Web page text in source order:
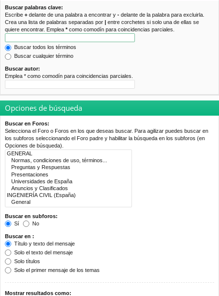
d
os
Buscar palabras clave:
Escribe + delante de una palabra a encontrar y - delante de la palabra para excluirla.
Crea una lista de palabras separadas por | entre corchetes si solo una de ellas se
quiere encontrar. Emplea *como comodín para coincidencias parciales.
Buscar todos los términos
Buscar cualquier término
Buscar autor:
Emplea * como comodín para coincidencias parciales.
Opciones de búsqueda
Buscar en Foros:
Selecciona el Foro o Foros en los que deseas buscar. Para agilizar puedes buscar en
los subforos seleccionando el Foro padre y habilitar la búsqueda en los subforos (en
Opciones de búsqueda).
Buscar en subforos:
Sí
No
Buscar en :
Título y texto del mensaje
Solo el texto del mensaje
Solo títulos
Solo el primer mensaje de los temas
Mostrar resultados como: